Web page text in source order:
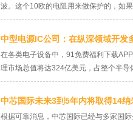
波。这个10欧的电阻用来做保护的，如
中型电源IC公司：在纵深领域开
在各类电子设备中，91免费福利下载
理市场总值将达324亿美元，占整个
中芯国际未来3到5年内将取得14纳
根据可靠消息，中芯国际已经与多家国